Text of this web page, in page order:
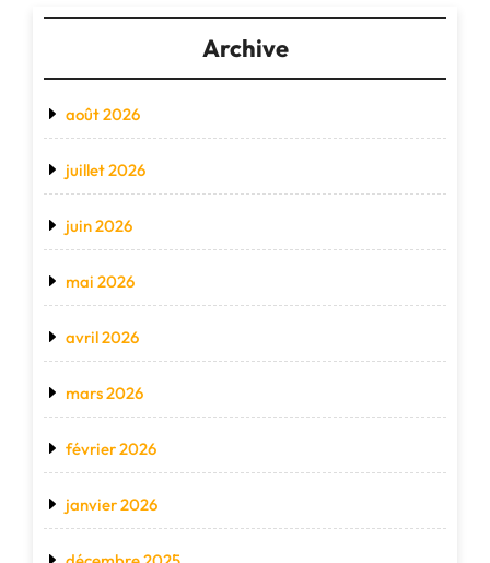
Archive
août 2026
juillet 2026
juin 2026
mai 2026
avril 2026
mars 2026
février 2026
janvier 2026